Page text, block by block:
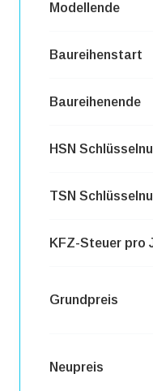
Modellende
Baureihenstart
Baureihenende
HSN
TSN
KFZ-Steuer pro
Grundpreis
Neupreis